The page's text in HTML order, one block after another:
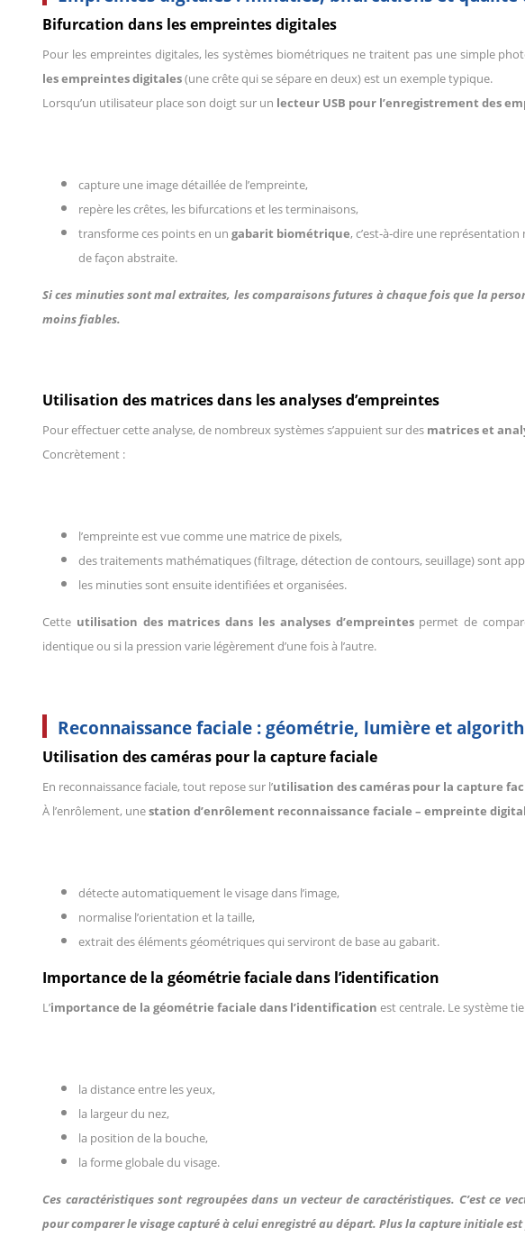
Bifurcation dans les empreintes digitales
Pour les empreintes digitales, les systèmes biométriques ne traitent pas une simple
les empreintes digitales(une crête qui se sépare en deux) est un exemple typique.
Lorsqu’un utilisateur place son doigt sur un lecteur USB pour l’enregistrement des
capture une image détaillée de l’empreinte,
repère les crêtes, les bifurcations et les terminaisons,
transforme ces points en un gabarit biométrique, c’est‑à‑dire une
de façon abstraite.
Si ces minuties sont mal extraites, les comparaisons futures à chaque fois que la
moins fiables.
Utilisation des matrices dans les analyses d’empreintes
Pour effectuer cette analyse, de nombreux systèmes s’appuient sur des matrices et
Concrètement :
l’empreinte est vue comme une matrice de pixels,
des traitements mathématiques (filtrage, détection de contours, seuillage) sont
les minuties sont ensuite identifiées et organisées.
Cette utilisation des matrices dans les analyses d’empreintespermet de
identique ou si la pression varie légèrement d’une fois à l’autre.
Reconnaissance faciale : géométrie, lumière et
Utilisation des caméras pour la capture faciale
En reconnaissance faciale, tout repose sur l’utilisation des caméras pour la capture
À l’enrôlement, unestation d’enrôlement reconnaissance faciale – empreinte
détecte automatiquement le visage dans l’image,
normalise l’orientation et la taille,
extrait des éléments géométriques qui serviront de base au gabarit.
Importance de la géométrie faciale dans l’identification
L’importance de la géométrie faciale dans l’identification est centrale. Le système
la distance entre les yeux,
la largeur du nez,
la position de la bouche,
la forme globale du visage.
Ces caractéristiques sont regroupées dans un vecteur de caractéristiques. C’est ce
pour comparer le visage capturé à celui enregistré au départ. Plus la capture initiale